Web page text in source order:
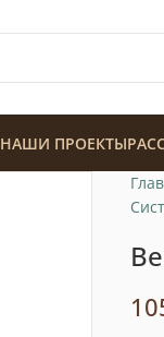
НАШИ ПРОЕКТЫ